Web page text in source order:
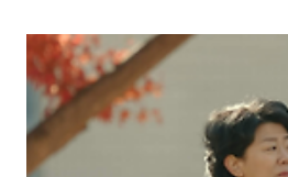
분들은 아래의 버튼을 클릭하여 리뷰를 확
일) 방영된 jtbc드라마 '낮과 밤이 다른 그녀'
률 5.7%를 기록하였습니다. 취준생부터 시니
우르고 있는 드라마 낮과 밤이 다른 그녀 7회
다. 2024.07.01 - [방송리뷰] - jtbc드라마 낮